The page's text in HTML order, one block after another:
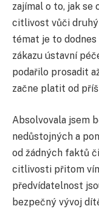
zajímal o to, jak se
citlivost vůči
témat je to
zákazu ústavní
podařilo prosadit
začne platit od
Absolvovala jsem
nedůstojných a
od žádných faktů
citlivosti přitom
předvídatelnost
bezpečný vývoj